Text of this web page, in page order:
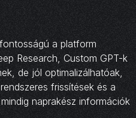
a platform
Research, Custom GPT-k
de jól optimalizálhatóak,
frissítések és a
naprakész információk